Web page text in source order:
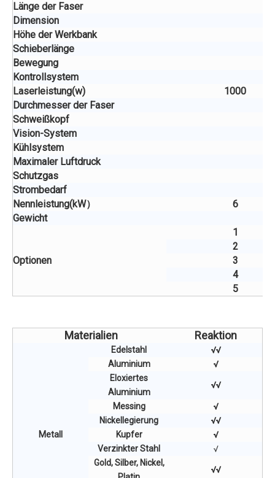
Länge der Faser
Dimension
Höhe der Werkbank
Schieberlänge
Bewegung
Kontrollsystem
Laserleistung(w)
1000
Durchmesser der Faser
Schweißkopf
Vision-System
Kühlsystem
Maximaler Luftdruck
Schutzgas
Strombedarf
Nennleistung(kW）
6
Gewicht
Optionen
1
2
3
4
5
Materialien Reaktion
Metall
Edelstahl
√√
Aluminium
√
Eloxiertes
Aluminium
√√
Messing
√
Nickellegierung
√√
Kupfer
√
Verzinkter Stahl
√
Gold, Silber, Nickel,
√√